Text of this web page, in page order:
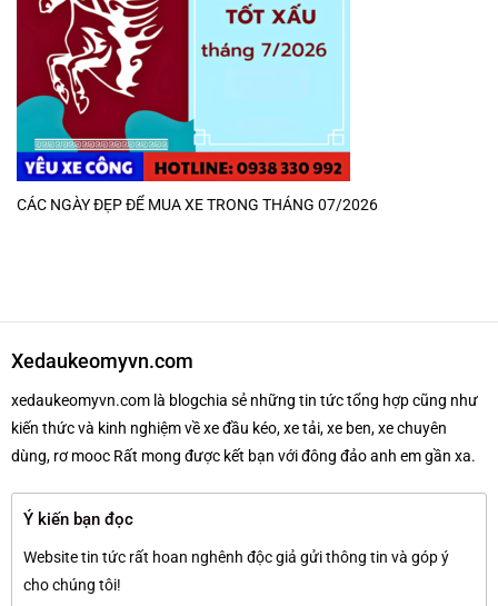
CÁC NGÀY ĐẸP ĐỂ MUA XE TRONG THÁNG 07/2026
Xedaukeomyvn.com
xedaukeomyvn.com là blogchia sẻ những tin tức tổng hợp cũng như
kiến thức và kinh nghiệm về xe đầu kéo, xe tải, xe ben, xe chuyên
dùng, rơ mooc Rất mong được kết bạn với đông đảo anh em gần xa.
Ý kiến bạn đọc
Website tin tức rất hoan nghênh độc giả gửi thông tin và góp ý
cho chúng tôi!